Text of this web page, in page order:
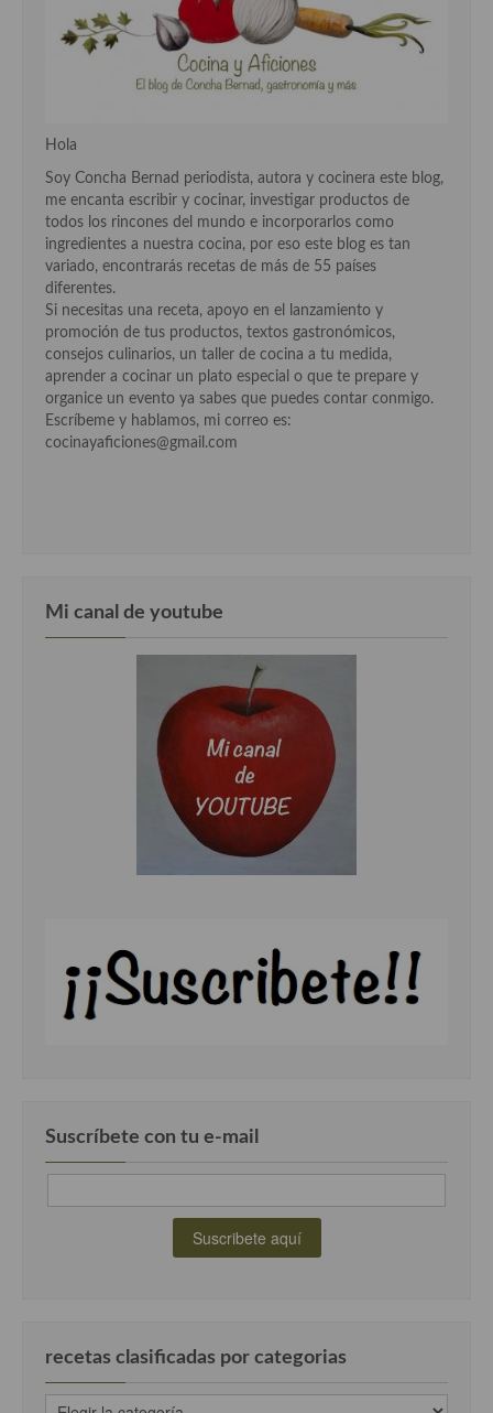
Hola
Soy Concha Bernad periodista, autora y cocinera este blog,
me encanta escribir y cocinar, investigar productos de
todos los rincones del mundo e incorporarlos como
ingredientes a nuestra cocina, por eso este blog es tan
variado, encontrarás recetas de más de 55 países
diferentes.
Si necesitas una receta, apoyo en el lanzamiento y
promoción de tus productos, textos gastronómicos,
consejos culinarios, un taller de cocina a tu medida,
aprender a cocinar un plato especial o que te prepare y
organice un evento ya sabes que puedes contar conmigo.
Escríbeme y hablamos, mi correo es:
cocinayaficiones@gmail.com
Mi canal de youtube
Suscríbete con tu e-mail
recetas clasificadas por categorias
recetas